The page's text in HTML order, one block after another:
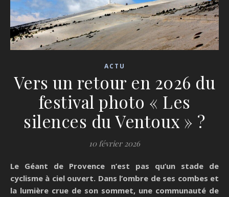
ACTU
Vers un retour en 2026 du
festival photo « Les
silences du Ventoux » ?
10 février 2026
Le Géant de Provence n’est pas qu’un stade de
cyclisme à ciel ouvert. Dans l’ombre de ses combes et
la lumière crue de son sommet, une communauté de